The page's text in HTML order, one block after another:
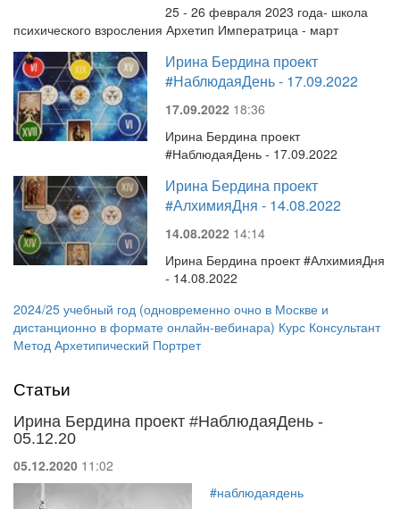
25 - 26 февраля 2023 года- школа
психического взросления Архетип Императрица - март
Ирина Бердина проект
#НаблюдаяДень - 17.09.2022
17.09.2022 18:36
Ирина Бердина проект
#НаблюдаяДень - 17.09.2022
Ирина Бердина проект
#АлхимияДня - 14.08.2022
14.08.2022 14:14
Ирина Бердина проект #АлхимияДня
- 14.08.2022
2024/25 учебный год (одновременно очно в Москве и
дистанционно в формате онлайн-вебинара) Курс Консультант
Метод Архетипический Портрет
Статьи
Ирина Бердина проект #НаблюдаяДень -
05.12.20
05.12.2020 11:02
#наблюдаядень